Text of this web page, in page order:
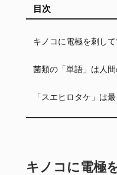
目次
キノコに電極を刺し
菌類の「単語」は人
「スエヒロタケ」は
キノコに電極